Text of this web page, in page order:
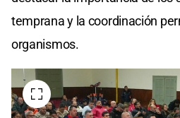
temprana y la coordinación
organismos.